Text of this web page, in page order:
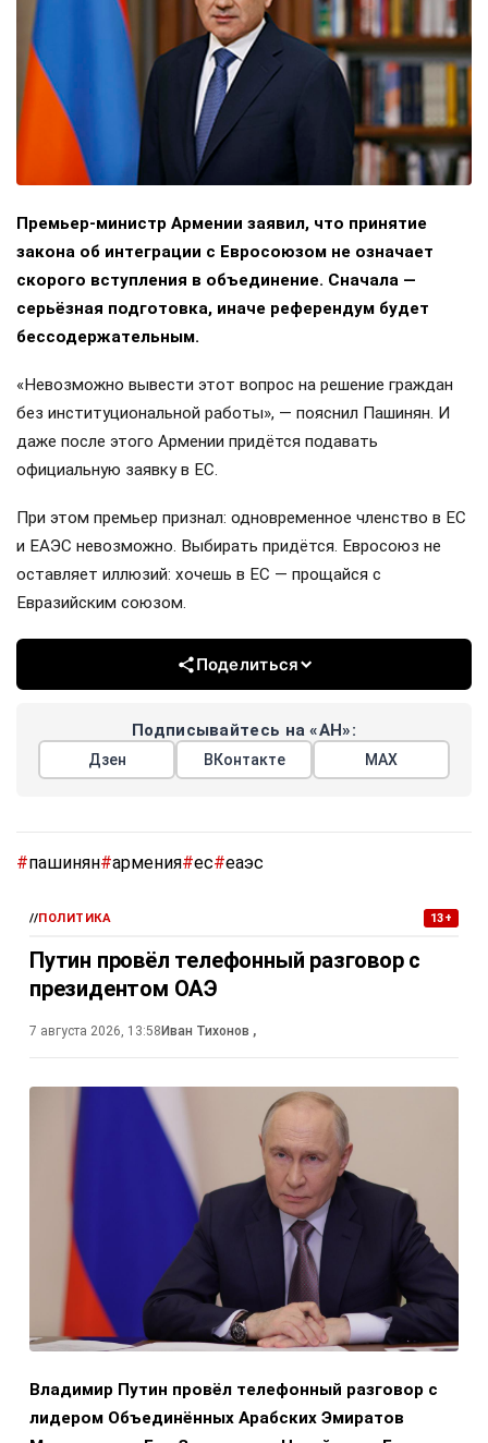
Премьер-министр Армении заявил, что принятие
закона об интеграции с Евросоюзом не означает
скорого вступления в объединение. Сначала —
серьёзная подготовка, иначе референдум будет
бессодержательным.
«Невозможно вывести этот вопрос на решение граждан
без институциональной работы», — пояснил Пашинян. И
даже после этого Армении придётся подавать
официальную заявку в ЕС.
При этом премьер признал: одновременное членство в ЕС
и ЕАЭС невозможно. Выбирать придётся. Евросоюз не
оставляет иллюзий: хочешь в ЕС — прощайся с
Евразийским союзом.
Поделиться
Подписывайтесь на «АН»:
Дзен ВКонтакте МАХ
#пашинян#армения#ес#еаэс
//ПОЛИТИКА 13+
Путин провёл телефонный разговор с
президентом ОАЭ
7 августа 2026, 13:58 Иван Тихонов ,
Владимир Путин провёл телефонный разговор с
лидером Объединённых Арабских Эмиратов